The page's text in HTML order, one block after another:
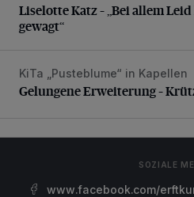
Liselotte Katz – „Bei allem
gewagt“
Gelungene Erweiterung –
KiTa „Pusteblume“ in Kapellen
Gelungene Erweiterung –
SOZIALE
www.facebook.com/